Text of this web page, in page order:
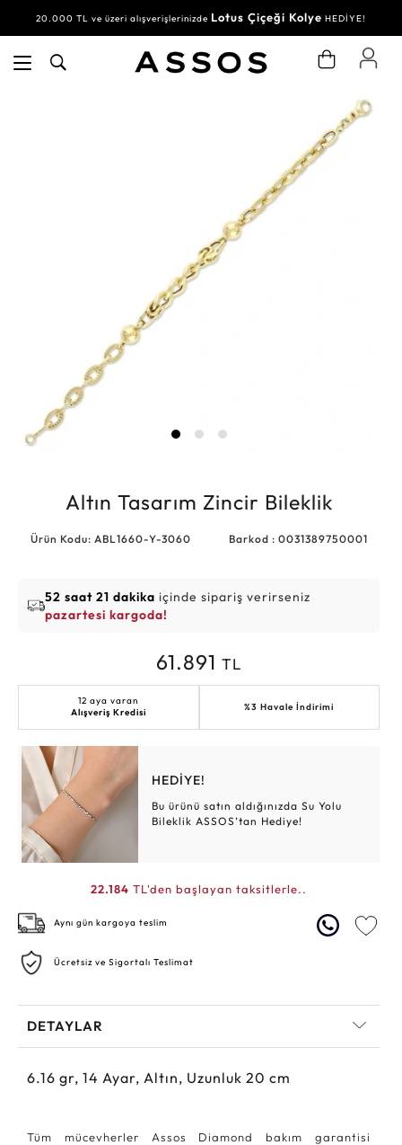
20.000 TL ve üzeri alışverişlerinizde Lotus Çiçeği Kolye HEDİYE!
Altın Tasarım Zincir Bileklik
Ürün Kodu: ABL1660-Y-3060 Barkod : 0031389750001
52 saat 21 dakika içinde sipariş verirseniz
pazartesi kargoda!
61.891 TL
12 aya varan
Alışveriş Kredisi
%3 Havale İndirimi
HEDİYE!
Bu ürünü satın aldığınızda Su Yolu
Bileklik ASSOS’tan Hediye!
22.184 TL'den başlayan taksitlerle..
Aynı gün kargoya teslim
Ücretsiz ve Sigortalı Teslimat
DETAYLAR
6.16 gr, 14 Ayar, Altın, Uzunluk 20 cm
Tüm mücevherler Assos Diamond bakım garantisi